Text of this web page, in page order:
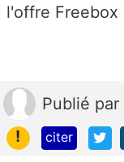
l'offre Freebox
Publié par
!
citer